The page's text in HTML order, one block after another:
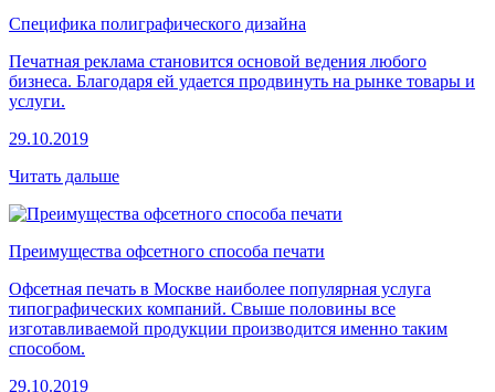
Специфика полиграфического дизайна
Печатная реклама становится основой ведения любого
бизнеса. Благодаря ей удается продвинуть на рынке товары и
услуги.
29.10.2019
Читать дальше
Преимущества офсетного способа печати
Офсетная печать в Москве наиболее популярная услуга
типографических компаний. Свыше половины все
изготавливаемой продукции производится именно таким
способом.
29.10.2019